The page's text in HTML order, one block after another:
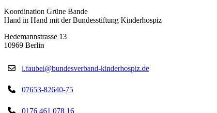
Koordination Grüne Bande
Hand in Hand mit der Bundesstiftung Kinderhospiz
Hedemannstrasse 13
10969 Berlin
i.faubel@bundesverband-kinderhospiz.de
07653-82640-75
0176 461 078 16